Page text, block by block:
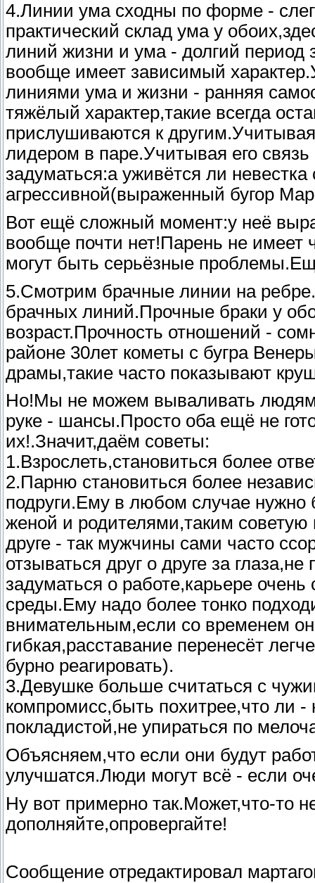
4.Линии ума сходны по форме -
практический склад ума у
линий жизни и ума - долгий период
вообще имеет зависимый
линиями ума и жизни - ранняя
тяжёлый характер,такие всегда
прислушиваются к
лидером в паре.Учитывая его
задуматься:а уживётся ли
агрессивной(выраженный бугор
Вот ещё сложный момент:у неё
вообще почти нет!Парень не имеет
могут быть серьёзные
5.Смотрим брачные линии на
брачных линий.Прочные браки у
возраст.Прочность отношений -
районе 30лет кометы с бугра
драмы,такие часто показывают
Но!Мы не можем вываливать людям
руке - шансы.Просто оба ещё не
их!.Значит,даём советы:
1.Взрослеть,становиться более
2.Парню становиться более
подруги.Ему в любом случае нужно
женой и родителями,таким
друге - так мужчины сами часто
отзываться друг о друге за
задуматься о работе,карьере очень
среды.Ему надо более тонко
внимательным,если со временем
гибкая,расставание перенесёт
бурно реагировать).
3.Девушке больше считаться с
компромисс,быть похитрее,что ли
покладистой,не упираться по
Объясняем,что если они будут
улучшатся.Люди могут всё - если
Ну вот примерно так.Может,что-то
дополняйте,опровергайте!
Сообщение отредактировал